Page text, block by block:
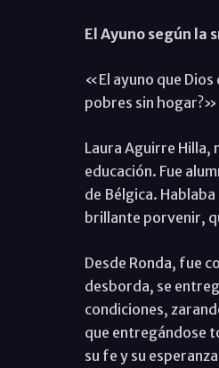
El Ayuno según la
«El ayuno que
pobres sin
Laura Aguirre Hilla,
educación. Fue
de Bélgica.
brillante porvenir,
Desde Ronda, fue
desborda, se
condiciones,
que entregándose
su fe y su